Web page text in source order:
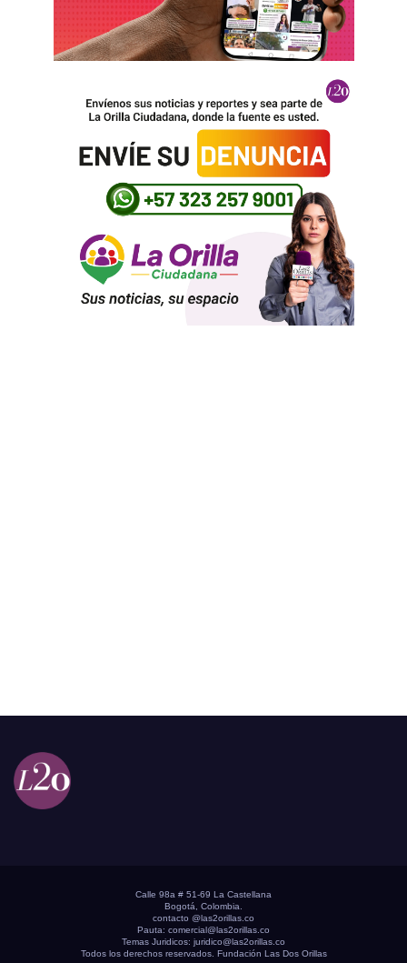
Calle 98a # 51-69 La Castellana
Bogotá, Colombia.
contacto @las2orillas.co
Pauta: comercial@las2orillas.co
Temas Juridicos: juridico@las2orillas.co
Todos los derechos reservados. Fundación Las Dos Orillas